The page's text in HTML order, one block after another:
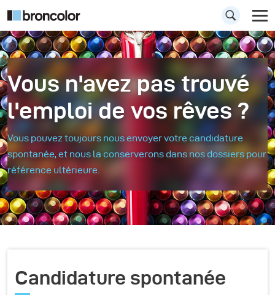
Vous n'avez pas trouvé
l'emploi de vos rêves ?
Vous pouvez toujours nous envoyer votre candidature
spontanée, et nous la conserverons dans nos dossiers pour
référence ultérieure.
Candidature spontanée